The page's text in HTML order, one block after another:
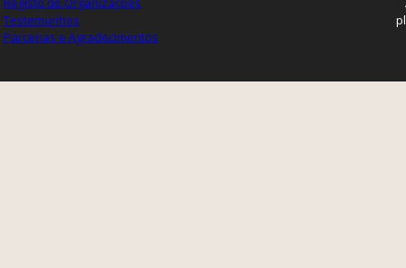
Testemunhos
Parcerias e Agradecimentos